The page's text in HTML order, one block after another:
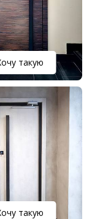
такую
такую